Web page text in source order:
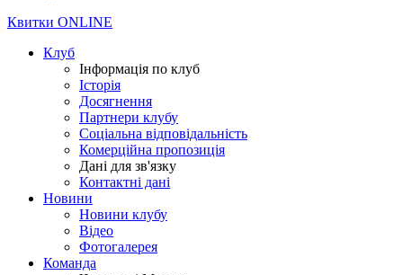
Квитки ONLINE
Клуб
Інформація по клуб
Історія
Досягнення
Партнери клубу
Соціальна відповідальність
Комерційна пропозиція
Дані для зв'язку
Контактні дані
Новини
Новини клубу
Відео
Фотогалерея
Команда